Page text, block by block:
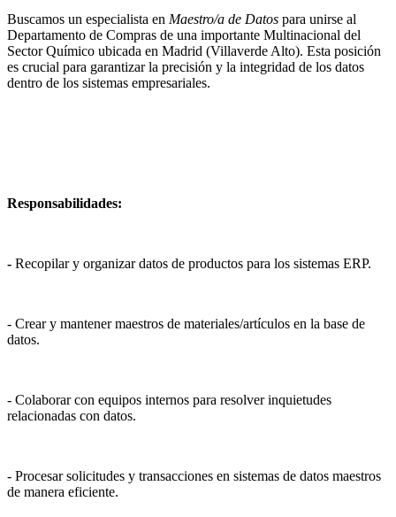
Buscamos un especialista en Maestro/a de Datos para unirse al
Departamento de Compras de una importante Multinacional del
Sector Químico ubicada en Madrid (Villaverde Alto). Esta posición
es crucial para garantizar la precisión y la integridad de los datos
dentro de los sistemas empresariales.
Responsabilidades:
- Recopilar y organizar datos de productos para los sistemas ERP.
- Crear y mantener maestros de materiales/artículos en la base de
datos.
- Colaborar con equipos internos para resolver inquietudes
relacionadas con datos.
- Procesar solicitudes y transacciones en sistemas de datos maestros
de manera eficiente.